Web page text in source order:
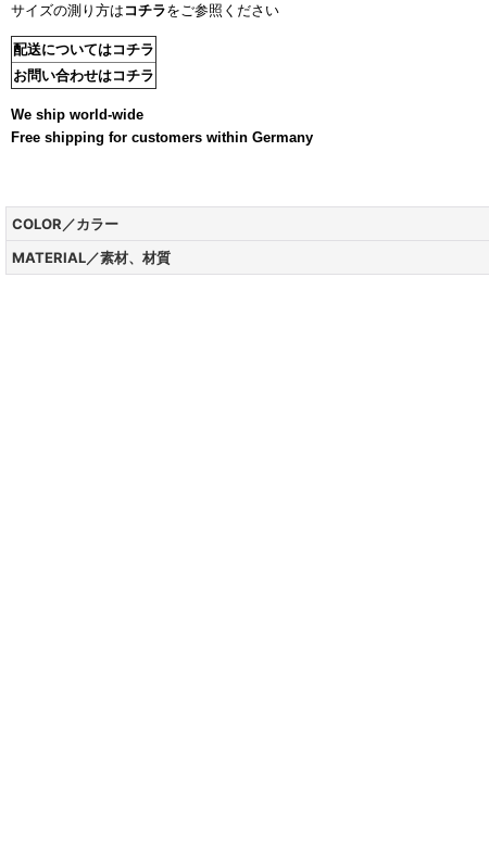
サイズの測り方は コチラをご参照ください
配送についてはコチラ
お問い合わせはコチラ
We ship world-wide
Free shipping for customers within Germany
COLOR／カラー
MATERIAL／素材、材質